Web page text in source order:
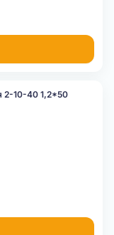
2-10-40 1,2*50